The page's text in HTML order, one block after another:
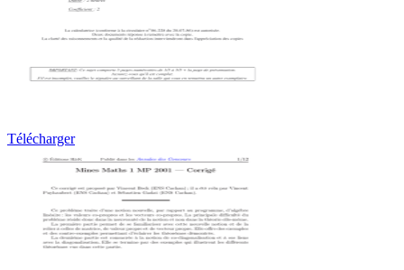
Télécharger